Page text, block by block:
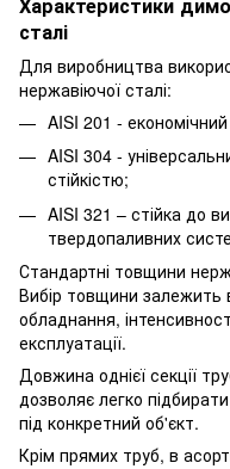
сталі
Для виробництва
нержавіючої сталі:
AISI 201 - економічний
AISI 304 -
стійкістю;
AISI 321 – стійка до
твердопаливних
Стандартні товщини
Вибір товщини залежить
обладнання,
експлуатації.
Довжина однієї секції
дозволяє легко
під конкретний об'єкт.
Крім прямих труб, в